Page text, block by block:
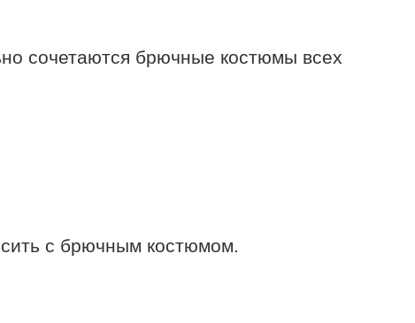
сочетаются брючные костюмы всех
с брючным костюмом.